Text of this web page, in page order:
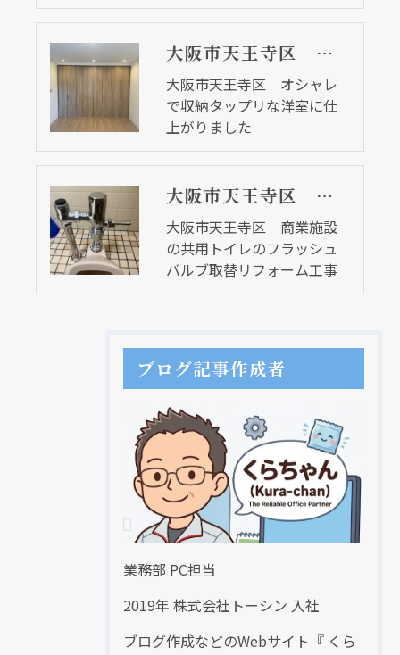
大阪市天王寺区 オシャレで収納タップリな洋室に仕上がりました
大阪市天王寺区 オシャレ
で収納タップリな洋室に仕
上がりました
大阪市天王寺区 商業施設の共用トイレのフラッシュバルブ取替リフォーム工事
大阪市天王寺区 商業施設
の共用トイレのフラッシュ
バルブ取替リフォーム工事
ブログ記事作成者
業務部 PC担当
2019年 株式会社トーシン 入社
ブログ作成などのWebサイト『 くら